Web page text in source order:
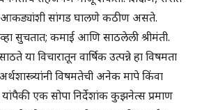
आकड्यांशी सांगड घालणे कठीण असते.
सुचतात; कमाई आणि साठलेली श्रीमंती.
या विचारातून वार्षिक उत्पन्ने हा विषमता
विषमतेची अनेक मापे किंवा
एक सोपा निर्देशांक कुझनेत्स प्रमाण